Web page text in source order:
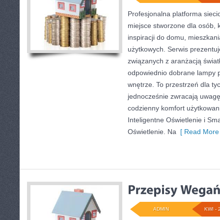
Profesjonalna platforma
miejsce stworzone dla osób,
inspiracji do domu,
użytkowych. Serwis
związanych z aranżacją
odpowiednio dobrane lampy
wnętrze. To przestrzeń dla
jednocześnie zwracają
codzienny komfort
Inteligentne Oświetlenie i
Oświetlenie. Na [ Read
KWI -
ADMIN